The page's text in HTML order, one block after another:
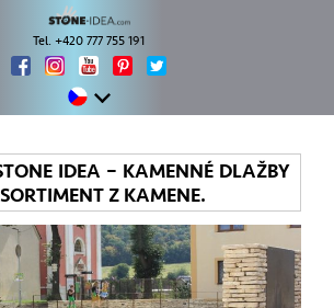
Tel. +420 777 755 191
IDEA – KAMENNÉ DLAŽBY
Z KAMENE.